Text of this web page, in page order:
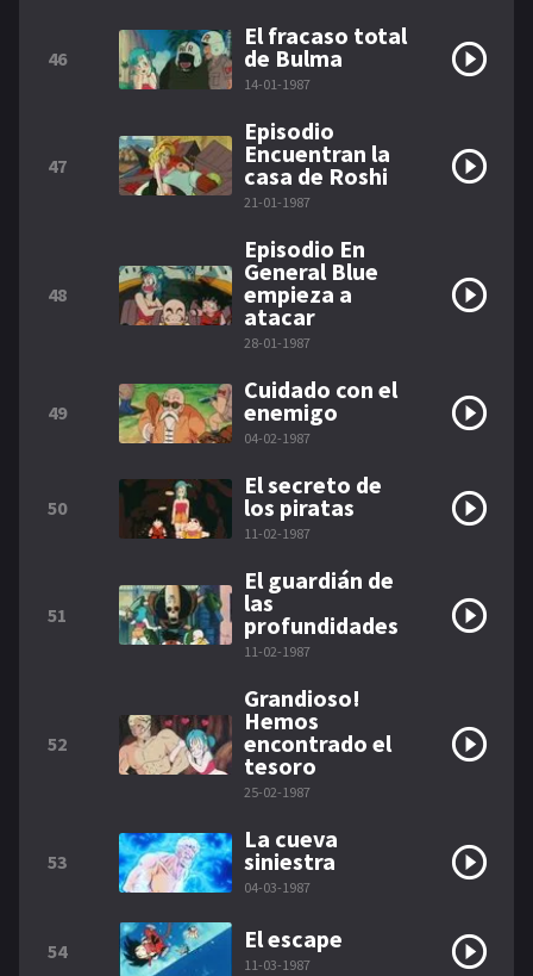
46
El fracaso total
de Bulma
14-01-1987
47
Episodio
Encuentran la
casa de Roshi
21-01-1987
48
Episodio En
General Blue
empieza a
atacar
28-01-1987
49
Cuidado con el
enemigo
04-02-1987
50
El secreto de
los piratas
11-02-1987
51
El guardián de
las
profundidades
11-02-1987
52
Grandioso!
Hemos
encontrado el
tesoro
25-02-1987
53
La cueva
siniestra
04-03-1987
54 El escape
11-03-1987